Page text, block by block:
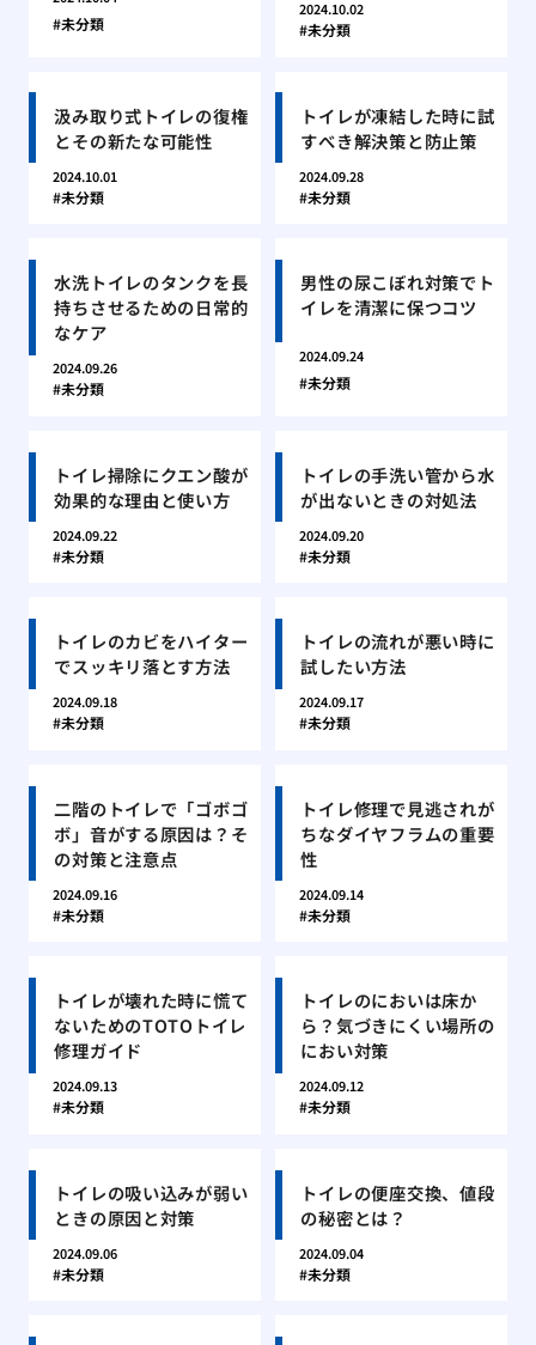
未分類
2024.10.02
未分類
汲み取り式トイレの復権
とその新たな可能性
2024.10.01
未分類
トイレが凍結した時に試
すべき解決策と防止策
2024.09.28
未分類
水洗トイレのタンクを長
持ちさせるための日常的
なケア
2024.09.26
未分類
男性の尿こぼれ対策でト
イレを清潔に保つコツ
2024.09.24
未分類
トイレ掃除にクエン酸が
効果的な理由と使い方
2024.09.22
未分類
トイレの手洗い管から水
が出ないときの対処法
2024.09.20
未分類
トイレのカビをハイター
でスッキリ落とす方法
2024.09.18
未分類
トイレの流れが悪い時に
試したい方法
2024.09.17
未分類
二階のトイレで「ゴボゴ
ボ」音がする原因は？そ
の対策と注意点
2024.09.16
未分類
トイレ修理で見逃されが
ちなダイヤフラムの重要
性
2024.09.14
未分類
トイレが壊れた時に慌て
ないためのTOTOトイレ
修理ガイド
2024.09.13
未分類
トイレのにおいは床か
ら？気づきにくい場所の
におい対策
2024.09.12
未分類
トイレの吸い込みが弱い
ときの原因と対策
2024.09.06
未分類
トイレの便座交換、値段
の秘密とは？
2024.09.04
未分類